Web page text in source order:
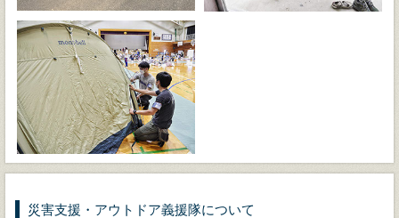
災害支援・アウトドア義援隊について